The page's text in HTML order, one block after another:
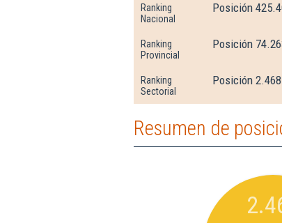
Ranking
Nacional
Posición
Ranking
Provincial
Posición
Ranking
Sectorial
Posición
Resumen de